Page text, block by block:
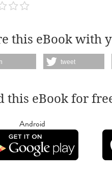
this eBook with
tweet
this eBook for
Android